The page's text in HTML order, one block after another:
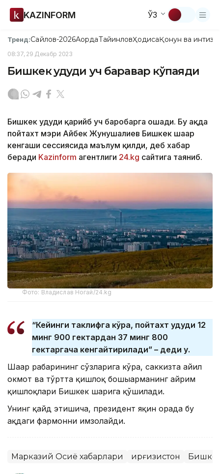
KAZINFORM ЎЗ
Тренд:Сайлов-2026АқордаТайинловҲодисаҚонун ва
08:37, 29 Декабр 2023
Бишкек ҳудуди уч баравар кўпаяди
Бишкек ҳудуди қарийб уч баробарга ошади. Бу ҳақда
пойтахт мэри Айбек Жунушалиев Бишкек шаҳар
кенгаши сессиясида маълум қилди, деб хабар
беради Kazinform агентлиги 24.kg сайтига таяниб.
Фото: Владислав Ногай/24.kg
“Кейинги таклифга кўра, пойтахт ҳудуди 12
минг 900 гектардан 37 минг 800
гектаргача кенгайтирилади” – деди у.
Шаҳар раҳбарининг сўзларига кўра, саккизта айил
окмот ва тўртта қишлоқ бошыарманинг айрим
қишлоқлари Бишкек шаҳрига қўшилади.
Унинг қайд этишича, президент яқин орада бу
ҳақдаги фармонни имзолайди.
Марказий Осиё хабарлари Қирғизистон